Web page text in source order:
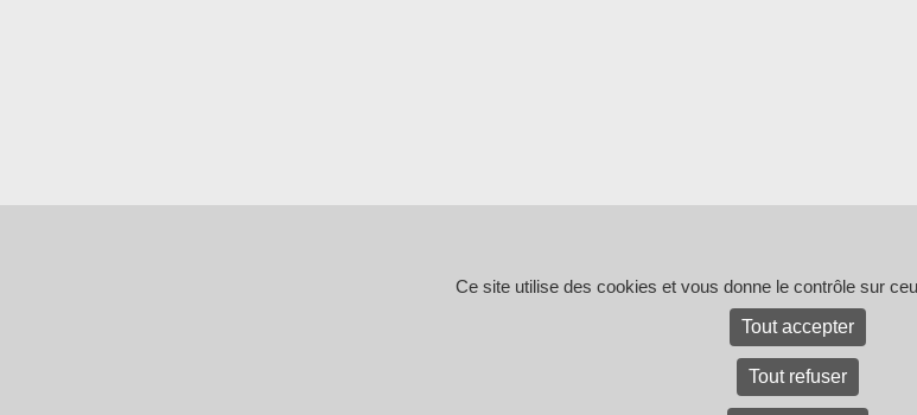
Ce site utilise des cookies et vous donne le contrôle sur
Tout accepter
Tout refuser